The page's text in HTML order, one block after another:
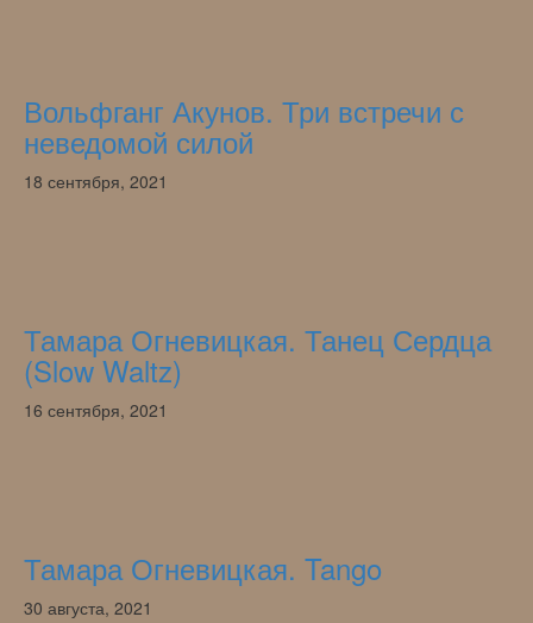
Вольфганг Акунов. Три встречи с
неведомой силой
18 сентября, 2021
Тамара Огневицкая. Танец Сердца
(Slow Waltz)
16 сентября, 2021
Тамара Огневицкая. Tango
30 августа, 2021